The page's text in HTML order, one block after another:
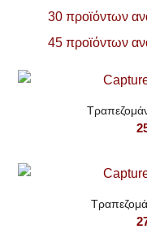
30 προϊόντων
45 προϊόντων